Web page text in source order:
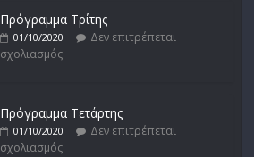
Πρόγραμμα Τρίτης
01/10/2020
Δεν επιτρέπεται
σχολιασμός
Πρόγραμμα Τετάρτης
01/10/2020
Δεν επιτρέπεται
σχολιασμός